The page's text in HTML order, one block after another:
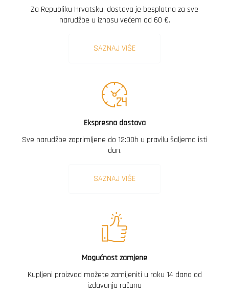
Za Republiku Hrvatsku, dostava je besplatna za sve
narudžbe u iznosu većem od 60 €.
SAZNAJ VIŠE
Ekspresna dostava
Sve narudžbe zaprimljene do 12:00h u pravilu šaljemo isti
dan.
SAZNAJ VIŠE
Mogućnost zamjene
Kupljeni proizvod možete zamijeniti u roku 14 dana od
izdavanja računa